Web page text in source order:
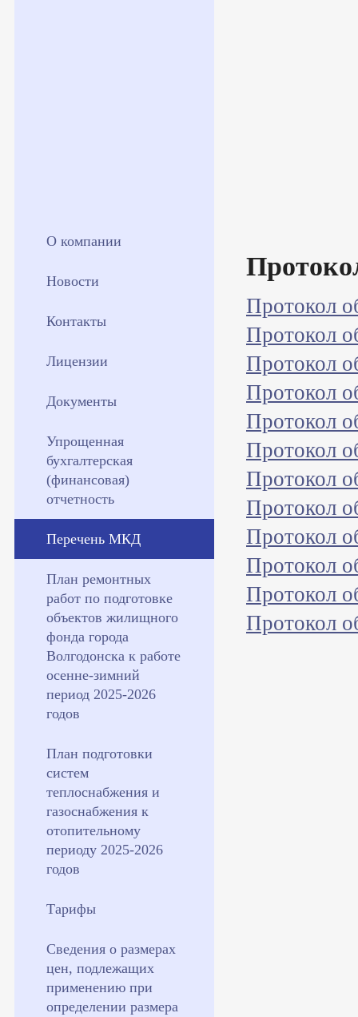
О компании
Новости
Контакты
Лицензии
Документы
Упрощенная
бухгалтерская
(финансовая)
отчетность
Перечень МКД
План ремонтных
работ по подготовке
объектов жилищного
фонда города
Волгодонска к работе
осенне-зимний
период 2025-2026
годов
План подготовки
систем
теплоснабжения и
газоснабжения к
отопительному
периоду 2025-2026
годов
Тарифы
Сведения о размерах
цен, подлежащих
применению при
определении размера
Протокол
Протокол
Протокол
Протокол
Протокол
Протокол
Протокол
Протокол
Протокол
Протокол
Протокол
Протокол